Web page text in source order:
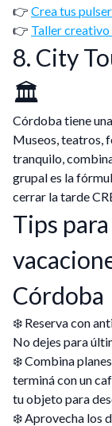
👉 Crea tus
👉 Taller
8. City
🏛️
Córdoba tiene
Museos, teatros,
tranquilo,
grupal es la
cerrar la tarde
Tips
Córdoba
❄️ Reserva con
No dejes para
❄️ Combina
terminá con un
tu objeto para
❄️ Aprovecha los